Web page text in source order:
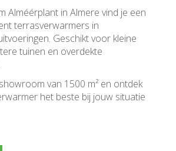
Alméérplant in Almere vind je een
terrasverwarmers in
Geschikt voor kleine
tuinen en overdekte
van 1500 m² en ontdek
het beste bij jouw situatie